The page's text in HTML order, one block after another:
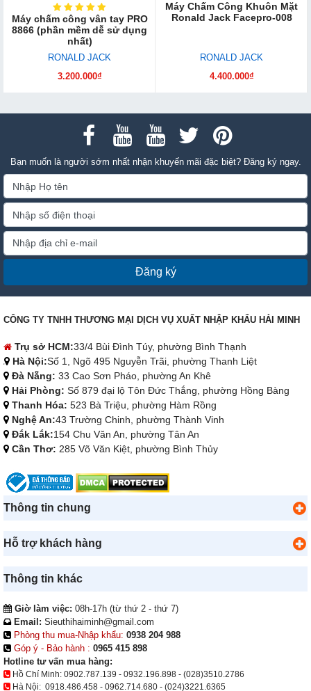
Máy chấm công vân tay PRO
8866 (phần mềm dễ sử dụng
nhất)
RONALD JACK
3.200.000₫
Máy Chấm Công Khuôn Mặt
Ronald Jack Facepro-008
RONALD JACK
4.400.000₫
Bạn muốn là người sớm nhất nhận khuyến mãi đặc biệt? Đăng ký ngay.
Đăng ký
CÔNG TY TNHH THƯƠNG MẠI DỊCH VỤ XUẤT NHẬP KHẨU HẢI MINH
Trụ sở HCM:33/4 Bùi Đình Túy, phường Bình Thạnh
Hà Nội:Số 1, Ngõ 495 Nguyễn Trãi, phường Thanh Liệt
Đà Nẵng: 33 Cao Sơn Pháo, phường An Khê
Hải Phòng: Số 879 đại lộ Tôn Đức Thắng, phường Hồng Bàng
Thanh Hóa: 523 Bà Triệu, phường Hàm Rồng
Nghệ An:43 Trường Chinh, phường Thành Vinh
Đắk Lắk:154 Chu Văn An, phường Tân An
Cần Thơ: 285 Võ Văn Kiệt, phường Bình Thủy
Thông tin chung
Hỗ trợ khách hàng
Thông tin khác
Giờ làm việc: 08h-17h (từ thứ 2 - thứ 7)
Email: Sieuthihaiminh@gmail.com
Phòng thu mua-Nhập khẩu: 0938 204 988
Góp ý - Bảo hành : 0965 415 898
Hotline tư vấn mua hàng:
Hồ Chí Minh: 0902.787.139 - 0932.196.898 - (028)3510.2786
Hà Nội: 0918.486.458 - 0962.714.680 - (024)3221.6365